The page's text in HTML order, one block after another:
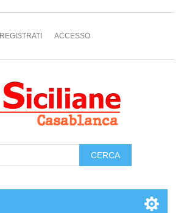
REGISTRATI ACCESSO